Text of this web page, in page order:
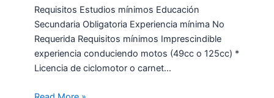
Requisitos Estudios mínimos Educación
Secundaria Obligatoria Experiencia mínima No
Requerida Requisitos mínimos Imprescindible
experiencia conduciendo motos (49cc o 125cc) *
Licencia de ciclomotor o carnet…